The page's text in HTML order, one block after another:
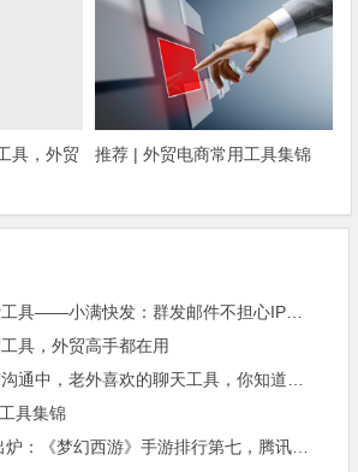
具，外贸
推荐 | 外贸电商常用工具集锦
外贸邮件营销的免费工具——小满快发：群发邮件不担心IP被封
具，外贸高手都在用
进博会倒计时，外贸沟通中，老外喜欢的聊天工具，你知道几种？
具集锦
2015年最赚钱游戏出炉：《梦幻西游》手游排行第七，腾讯总收入进前三